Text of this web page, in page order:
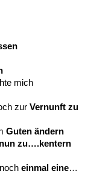
mich
zur Vernunft zu
Guten ändern
nun zu….kentern
einmal eine…